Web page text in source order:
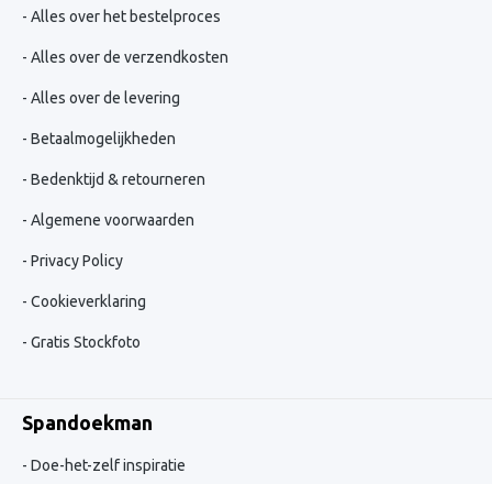
Alles over het bestelproces
Alles over de verzendkosten
Alles over de levering
Betaalmogelijkheden
Bedenktijd & retourneren
Algemene voorwaarden
Privacy Policy
Cookieverklaring
Gratis Stockfoto
Spandoekman
Doe-het-zelf inspiratie